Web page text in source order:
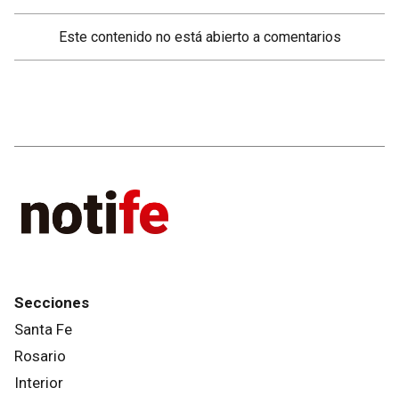
Este contenido no está abierto a comentarios
Secciones
Santa Fe
Rosario
Interior